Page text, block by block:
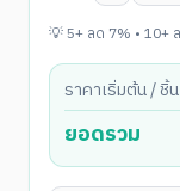
💡 5+ ลด 7% • 10+
ราคาเริ่มต้น / ชิ้น
ยอดรวม